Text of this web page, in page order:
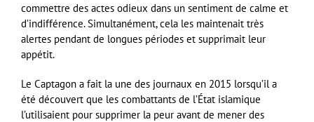
commettre des actes odieux dans un sentiment de calme et
d’indifférence. Simultanément, cela les maintenait très
alertes pendant de longues périodes et supprimait leur
appétit.
Le Captagon a fait la une des journaux en 2015 lorsqu’il a
été découvert que les combattants de l’État islamique
l’utilisaient pour supprimer la peur avant de mener des